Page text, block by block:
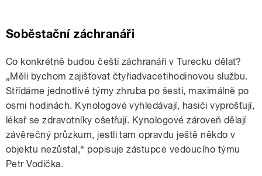
Soběstační záchranáři
Co konkrétně budou čeští záchranáři v Turecku dělat?
„Měli bychom zajišťovat čtyřiadvacetihodinovou službu.
Střídáme jednotlivé týmy zhruba po šesti, maximálně po
osmi hodinách. Kynologové vyhledávají, hasiči vyprošťují,
lékař se zdravotníky ošetřují. Kynologové zároveň dělají
závěrečný průzkum, jestli tam opravdu ještě někdo v
objektu nezůstal,“ popisuje zástupce vedoucího týmu
Petr Vodička.